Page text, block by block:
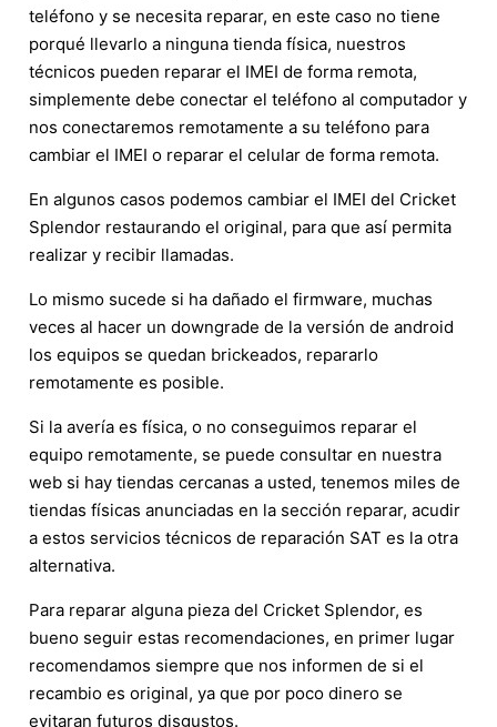
teléfono y se necesita reparar, en este caso no tiene
porqué llevarlo a ninguna tienda física, nuestros
técnicos pueden reparar el IMEI de forma remota,
simplemente debe conectar el teléfono al computador y
nos conectaremos remotamente a su teléfono para
cambiar el IMEI o reparar el celular de forma remota.
En algunos casos podemos cambiar el IMEI del Cricket
Splendor restaurando el original, para que así permita
realizar y recibir llamadas.
Lo mismo sucede si ha dañado el firmware, muchas
veces al hacer un downgrade de la versión de android
los equipos se quedan brickeados, repararlo
remotamente es posible.
Si la avería es física, o no conseguimos reparar el
equipo remotamente, se puede consultar en nuestra
web si hay tiendas cercanas a usted, tenemos miles de
tiendas físicas anunciadas en la sección reparar, acudir
a estos servicios técnicos de reparación SAT es la otra
alternativa.
Para reparar alguna pieza del Cricket Splendor, es
bueno seguir estas recomendaciones, en primer lugar
recomendamos siempre que nos informen de si el
recambio es original, ya que por poco dinero se
evitaran futuros disgustos.